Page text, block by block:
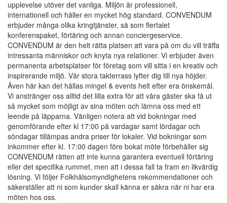
upplevelse utöver det vanliga. Miljön är professionell,
internationell och håller en mycket hög standard. CONVENDUM
erbjuder många olika kringtjänster, så som flertalet
konferenspaket, förtäring och annan conciergeservice.
CONVENDUM är den helt rätta platsen att vara på om du vill träffa
intressanta människor och knyta nya relationer. Vi erbjuder även
permanenta arbetsplatser för företag som vill sitta i en kreativ och
inspirerande miljö. Vår stora takterrass lyfter dig till nya höjder.
Även här kan det hållas mingel & events helt efter era önskemål.
Vi anstränger oss alltid det lilla extra för att våra gäster ska få ut
så mycket som möjligt av sina möten och lämna oss med ett
leende på läpparna. Vänligen notera att vid bokningar med
genomförande efter kl 17:00 på vardagar samt lördagar och
söndagar tillämpas andra priser för lokaler. Vid bokningar som
inkommer efter kl. 17:00 dagen före bokat möte förbehåller sig
CONVENDUM rätten att inte kunna garantera eventuell förtäring
eller det specifika rummet, men att i dessa fall ta fram en likvärdig
lösning. Vi följer Folkhälsomyndighetens rekommendationer och
säkerställer att ni som kunder skall känna er säkra när ni har era
möten hos oss.